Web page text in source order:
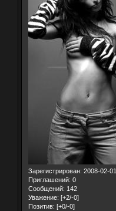
Зарегистрирован: 2008-02-01
Приглашений: 0
Сообщений: 142
Уважение: [+2/-0]
Позитив: [+0/-0]